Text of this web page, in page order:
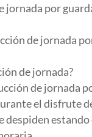
jornada por
de jornada
de jornada?
de jornada
el disfrute
despiden